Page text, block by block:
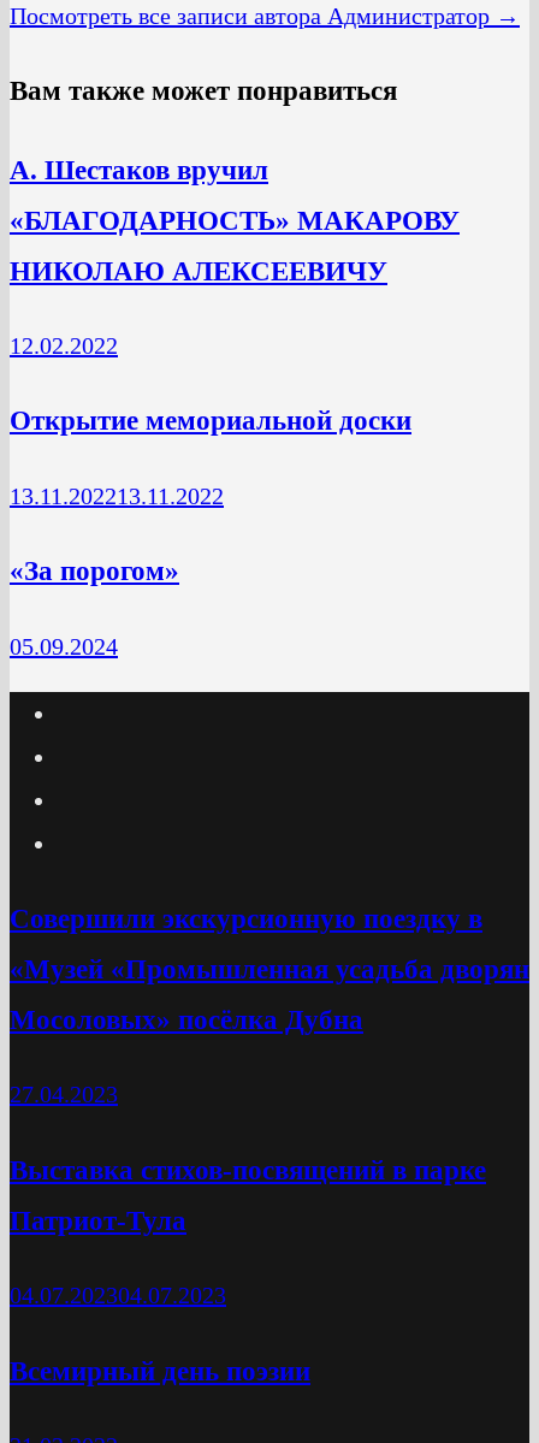
Посмотреть все записи автора Администратор →
Вам также может понравиться
А. Шестаков вручил
«БЛАГОДАРНОСТЬ» МАКАРОВУ
НИКОЛАЮ АЛЕКСЕЕВИЧУ
12.02.2022
Открытие мемориальной доски
13.11.202213.11.2022
«За порогом»
05.09.2024
Cовершили экскурсионную поездку в
«Музей «Промышленная усадьба дворян
Мосоловых» посёлка Дубна
27.04.2023
Выставка стихов-посвящений в парке
Патриот-Тула
04.07.202304.07.2023
Всемирный день поэзии